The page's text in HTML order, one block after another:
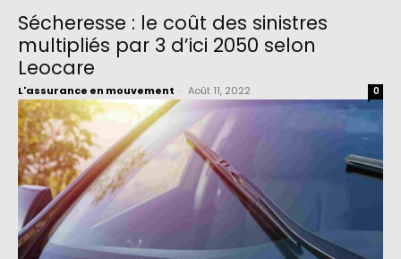
Sécheresse : le coût des sinistres
multipliés par 3 d’ici 2050 selon
Leocare
L'assurance en mouvement Août 11, 2022 0